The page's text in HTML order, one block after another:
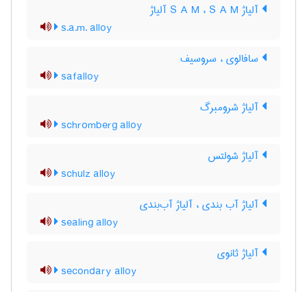
آلیاژ S A M ، S A M آلیاژ
s.a.m. alloy
سافالوی ، سروسیف
safalloy
آلیاژ شرومبرگ
schromberg alloy
آلیاژ شولتس
schulz alloy
آلیاژ آب بندی ، آلیاژ آب‌بندی
sealing alloy
آلیاژ ثانوی
secondary alloy